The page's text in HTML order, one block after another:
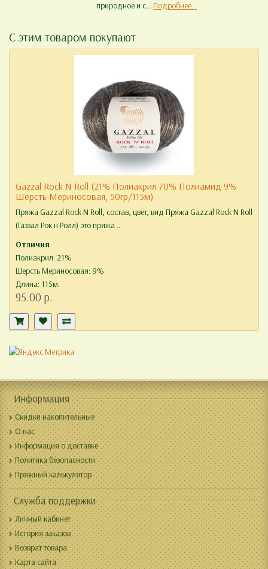
природное и с...Подробнее...
С этим товаром покупают
Gazzal Rock N Roll (21% Полиакрил 70% Полиамид 9%
Шерсть Мериносовая, 50гр/115м)
Пряжа Gazzal Rock N Roll, состав, цвет, вид Пряжа Gazzal Rock N Roll
(Газзал Рок н Ролл) это пряжа ..
Отличия
Полиакрил: 21%
Шерсть Мериносовая: 9%
Длина: 115м.
95.00 р.
Информация
Скидки накопительные
О нас
Информация о доставке
Политика безопасности
Пряжный калькулятор
Служба поддержки
Личный кабинет
История заказов
Возврат товара
Карта сайта